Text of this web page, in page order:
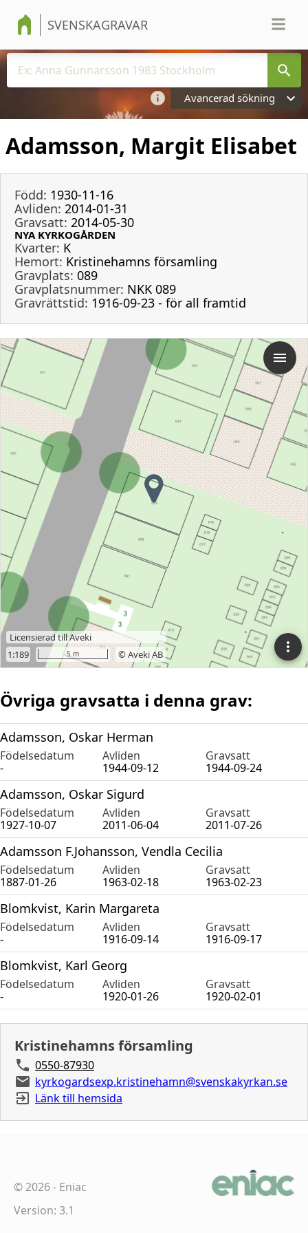
SVENSKAGRAVAR
Avancerad sökning
Adamsson, Margit Elisabet
Född: 1930-11-16
Avliden: 2014-01-31
Gravsatt: 2014-05-30
NYA KYRKOGÅRDEN
Kvarter: K
Hemort: Kristinehamns församling
Gravplats: 089
Gravplatsnummer: NKK 089
Gravrättstid: 1916-09-23 - för all framtid
Övriga gravsatta i denna grav:
Adamsson, Oskar Herman
Födelsedatum Avliden
Gravsatt
-
1944-09-12 1944-09-24
Adamsson, Oskar Sigurd
Födelsedatum Avliden
Gravsatt
1927-10-07
2011-06-04 2011-07-26
Adamsson F.Johansson, Vendla Cecilia
Födelsedatum Avliden
Gravsatt
1887-01-26
1963-02-18 1963-02-23
Blomkvist, Karin Margareta
Födelsedatum Avliden
Gravsatt
-
1916-09-14 1916-09-17
Blomkvist, Karl Georg
Födelsedatum Avliden
Gravsatt
-
1920-01-26 1920-02-01
Kristinehamns församling
0550-87930
kyrkogardsexp.kristinehamn@svenskakyrkan.se
Länk till hemsida
©2026- Eniac
Version: 3.1